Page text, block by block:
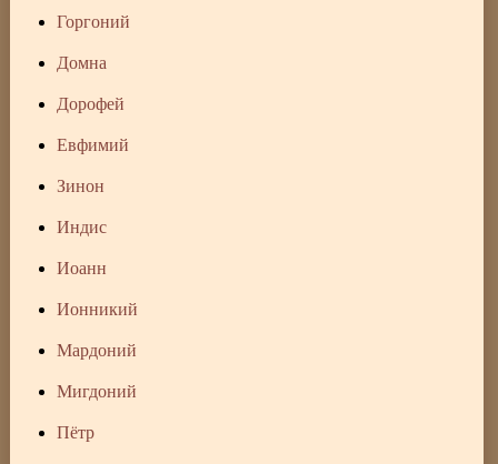
Горгоний
Домна
Дорофей
Евфимий
Зинон
Индис
Иоанн
Ионникий
Мардоний
Мигдоний
Пётр